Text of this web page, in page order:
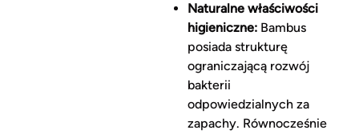
Naturalne właściwości
higieniczne:Bambus
posiada strukturę
ograniczającą rozwój
bakterii
odpowiedzialnych za
zapachy. Równocześnie